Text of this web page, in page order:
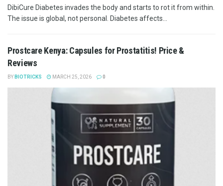
DibiCure Diabetes invades the body and starts to rot it from within.
The issue is global, not personal. Diabetes affects...
Prostcare Kenya: Capsules for Prostatitis! Price &
Reviews
BY BIOTRICKS MARCH 25, 2026 0